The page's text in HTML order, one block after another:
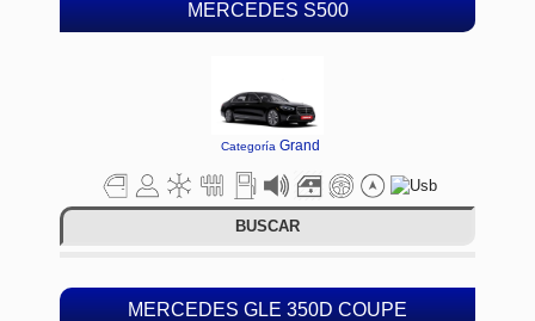
MERCEDES S500
Categoría Grand
BUSCAR
MERCEDES GLE 350D COUPE